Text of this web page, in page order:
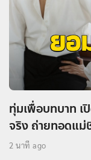
ทุ่มเพื่อบทบาท เ
จริง ถ่ายทอดแ
2 นาที ago